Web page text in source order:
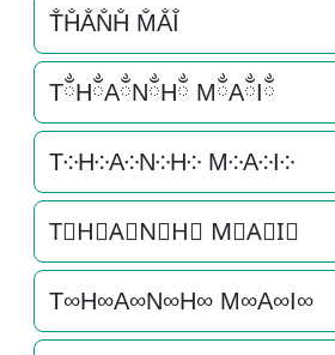
T̐H̐A̐N̐H̐ M̐A̐I̐
TྂHྂAྂNྂHྂ MྂAྂIྂ
T༶H༶A༶N༶H༶ M༶A༶I༶
T⃕H⃕A⃕N⃕H⃕ M⃕A⃕I⃕
T∞H∞A∞N∞H∞ M∞A∞I∞